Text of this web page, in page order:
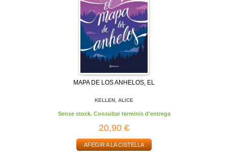
MAPA DE LOS ANHELOS, EL
KELLEN, ALICE
Sense stock. Consultar terminis d'entrega
20,90 €
AFEGIR A LA CISTELLA